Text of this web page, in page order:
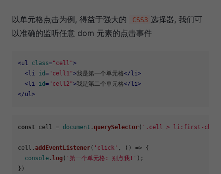
以单元格点击为例, 得益于强大的 CSS3 选择器, 我们可
以准确的监听任意 dom 元素的点击事件
<ul class="cell">
<li id="cell1">我是第一个单元格</li>
<li id="cell2">我是第二个单元格</li>
</ul>
const cell = document .querySelector( '.cell > li:first-
cell.addEventListener( 'click' , () => {
console .log( '第一个单元格: 别点我!' );